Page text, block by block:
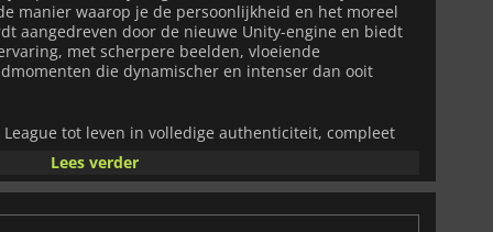
manier waarop je de persoonlijkheid en het moreel
aangedreven door de nieuwe Unity-engine en biedt
met scherpere beelden, vloeiende
die dynamischer en intenser dan ooit
tot leven in volledige authenticiteit, compleet
van spelers, zodat je echt kunt proeven
viert ook een historische uitbreiding:
zowel rijzende sterren als gevestigde waarden terwijl
competities en verhalen navigeert die de
Lees verder